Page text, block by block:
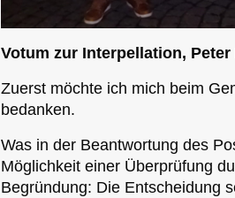
Votum zur Interpellation, Peter
Zuerst möchte ich mich beim
bedanken.
Was in der Beantwortung des
Möglichkeit einer Überprüfung
Begründung: Die Entscheidung